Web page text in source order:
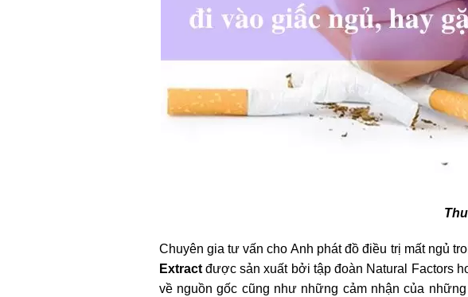
Chuyên gia tư vấn cho Anh phát đồ điều trị mất ngủ
Extractđược sản xuất bởi tập đoàn Natural Factors
về nguồn gốc cũng như những cảm nhận của